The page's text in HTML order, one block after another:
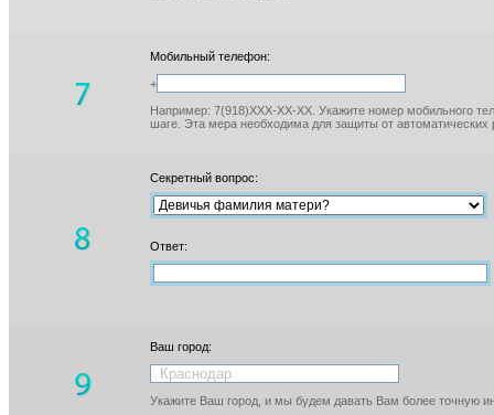
Мобильный телефон:
+
Например: 7(918)XXX-XX-XX. Укажите номер мобильного
шаге. Эта мера необходима для защиты от автоматических
Секретный вопрос:
Ответ:
Ваш город:
Укажите Ваш город, и мы будем давать Вам более точную